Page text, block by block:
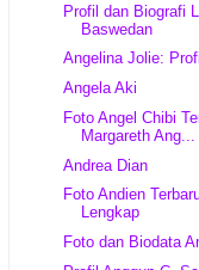
Profil dan Biografi
Baswedan
Angelina Jolie:
Angela Aki
Foto Angel Chibi
Margareth Ang...
Andrea Dian
Foto Andien
Lengkap
Foto dan Biodata